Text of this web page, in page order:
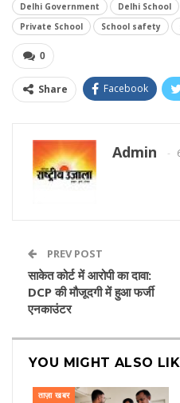
Delhi Government
Delhi School
Private School
School safety
0
Share Facebook
Admin
PREV POST
साकेत कोर्ट में आरोपी का दावा:
DCP की मौजूदगी में हुआ फर्जी
एनकाउंटर
YOU MIGHT ALSO
ताज़ा खबर